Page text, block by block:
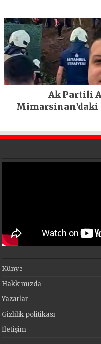
Ak Partili
Künye
Hakkımızda
Yazarlar
Gizlilik politikası
İletişim